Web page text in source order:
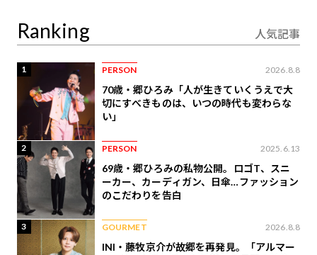
Ranking 人気記事
1 PERSON 2026.8.8
70歳・郷ひろみ「人が生きていくうえで大
切にすべきものは、いつの時代も変わらな
い」
2 PERSON 2025.6.13
69歳・郷ひろみの私物公開。ロゴT、スニ
ーカー、カーディガン、日傘…ファッション
のこだわりを告白
3 GOURMET 2026.8.8
INI・藤牧京介が故郷を再発見。「アルマー